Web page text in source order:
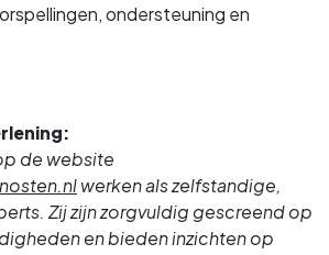
ondersteuning en
de website
werken als zelfstandige,
Zij zijn zorgvuldig gescreend op
en bieden inzichten op